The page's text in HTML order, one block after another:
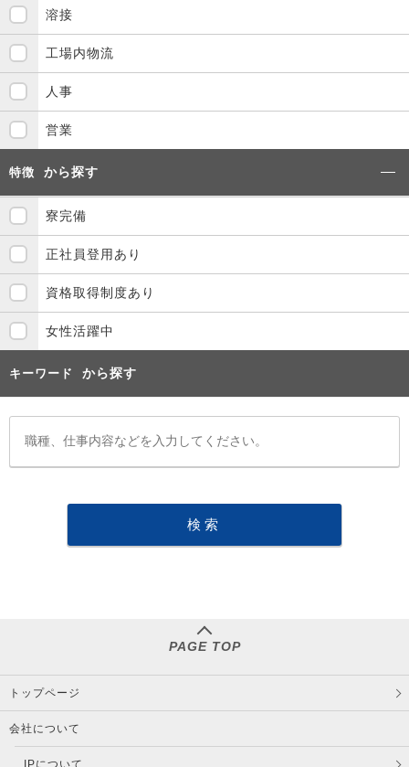
溶接
工場内物流
人事
営業
特徴 から探す
寮完備
正社員登用あり
資格取得制度あり
女性活躍中
キーワード から探す
PAGE TOP
トップページ
会社について
IPについて